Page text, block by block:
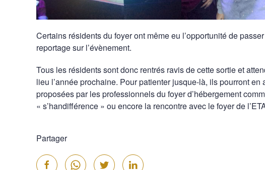
Certains résidents du foyer ont même eu l’opportunité de
reportage sur l’évènement.
Tous les résidents sont donc rentrés ravis de cette sortie et
lieu l’année prochaine. Pour patienter jusque-là, ils pourront
proposées par les professionnels du foyer d’hébergement
« s’handifférence » ou encore la rencontre avec le foyer de
Partager